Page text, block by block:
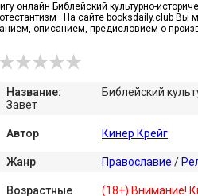
онлайн Библейский культурно-
. На сайте booksdaily.club Вы
описанием, предисловием о
Название:
Библейский
Завет
Автор Кинер Крейг
Жанр Православие /
Возрастные
(18+) Внимание!